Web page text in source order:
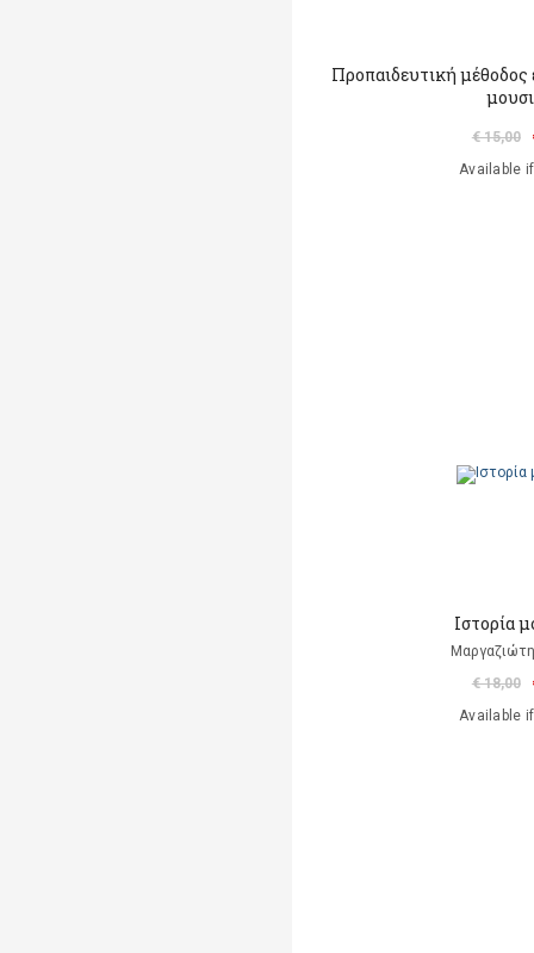
Προπαιδευτική
€ 15,00
Available
Ιστορία
€ 18,00
Available